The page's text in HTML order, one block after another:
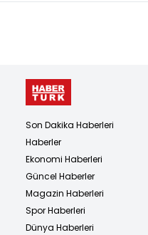
Son Dakika Haberleri
Haberler
Ekonomi Haberleri
Güncel Haberler
Magazin Haberleri
Spor Haberleri
Dünya Haberleri